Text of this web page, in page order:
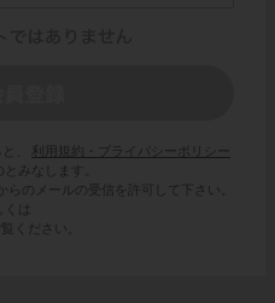
、
利用規約・プライバシーポリシー
とみなします。
らのメールの受信を許可して下さい。
くは
覧ください。